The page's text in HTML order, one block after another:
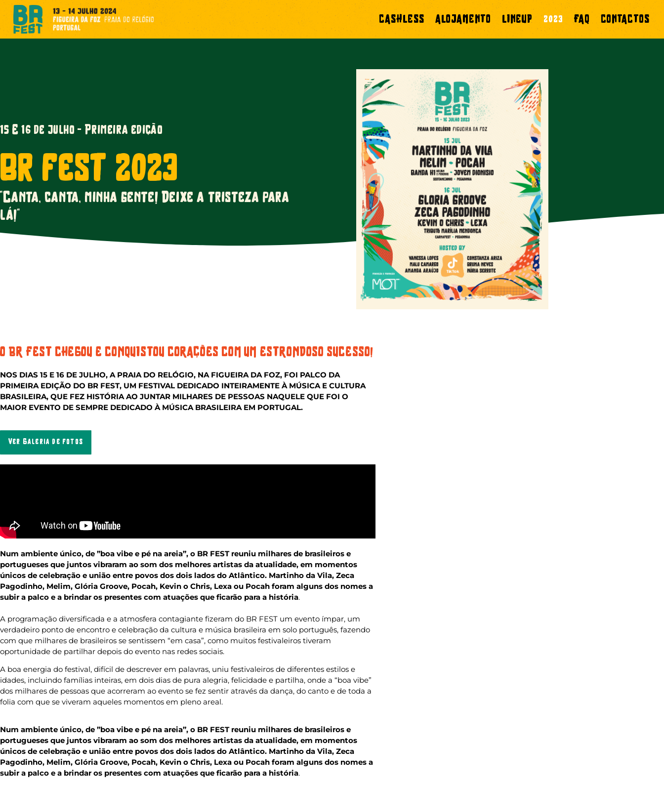
CASHLESS ALOJAMENTO LINEUP 2023 FAQ CONTACTOS
15 E 16 de julho - Primeira edição
br fest 2023
"Canta, canta, minha gente! Deixe a tristeza para
lá!"
O BR FEST CHEGOU E CONQUISTOU CORAÇÕES COM UM ESTRONDOSO SUCESSO!
NOS DIAS 15 E 16 DE JULHO, A PRAIA DO RELÓGIO, NA FIGUEIRA DA FOZ, FOI PALCO DA
PRIMEIRA EDIÇÃO DO BR FEST, UM FESTIVAL DEDICADO INTEIRAMENTE À MÚSICA E CULTURA
BRASILEIRA, QUE FEZ HISTÓRIA AO JUNTAR MILHARES DE PESSOAS NAQUELE QUE FOI O
MAIOR EVENTO DE SEMPRE DEDICADO À MÚSICA BRASILEIRA EM PORTUGAL.
Ver Galeria de fotos
Num ambiente único, de ”boa vibe e pé na areia”, o BR FEST reuniu milhares de brasileiros e
portugueses que juntos vibraram ao som dos melhores artistas da atualidade, em momentos
únicos de celebração e união entre povos dos dois lados do Atlântico. Martinho da Vila, Zeca
Pagodinho, Melim, Glória Groove, Pocah, Kevin o Chris, Lexa ou Pocah foram alguns dos nomes a
subir a palco e a brindar os presentes com atuações que ficarão para a história.
A programação diversificada e a atmosfera contagiante fizeram do BR FEST um evento ímpar, um
verdadeiro ponto de encontro e celebração da cultura e música brasileira em solo português, fazendo
com que milhares de brasileiros se sentissem “em casa”, como muitos festivaleiros tiveram
oportunidade de partilhar depois do evento nas redes sociais.
A boa energia do festival, difícil de descrever em palavras, uniu festivaleiros de diferentes estilos e
idades, incluindo famílias inteiras, em dois dias de pura alegria, felicidade e partilha, onde a “boa vibe”
dos milhares de pessoas que acorreram ao evento se fez sentir através da dança, do canto e de toda a
folia com que se viveram aqueles momentos em pleno areal.
Num ambiente único, de ”boa vibe e pé na areia”, o BR FEST reuniu milhares de brasileiros e
portugueses que juntos vibraram ao som dos melhores artistas da atualidade, em momentos
únicos de celebração e união entre povos dos dois lados do Atlântico. Martinho da Vila, Zeca
Pagodinho, Melim, Glória Groove, Pocah, Kevin o Chris, Lexa ou Pocah foram alguns dos nomes a
subir a palco e a brindar os presentes com atuações que ficarão para a história.